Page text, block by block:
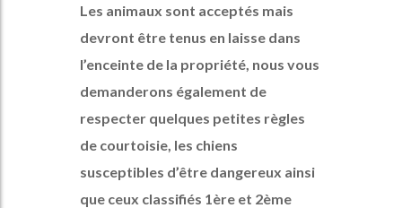
Les animaux sont acceptés mais
devront être tenus en laisse dans
l’enceinte de la propriété, nous vous
demanderons également de
respecter quelques petites règles
de courtoisie, les chiens
susceptibles d’être dangereux ainsi
que ceux classifiés 1ère et 2ème